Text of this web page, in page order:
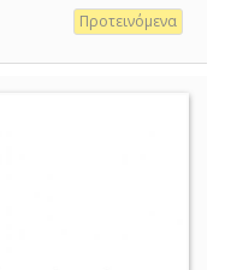
Προτεινόμενα